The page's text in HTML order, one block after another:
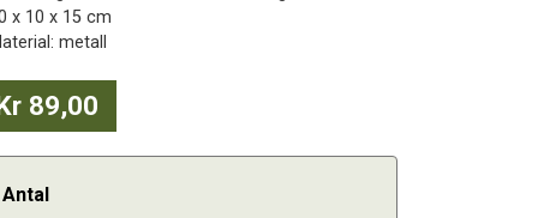
x 10 x 15 cm
metall
89,00
Antal